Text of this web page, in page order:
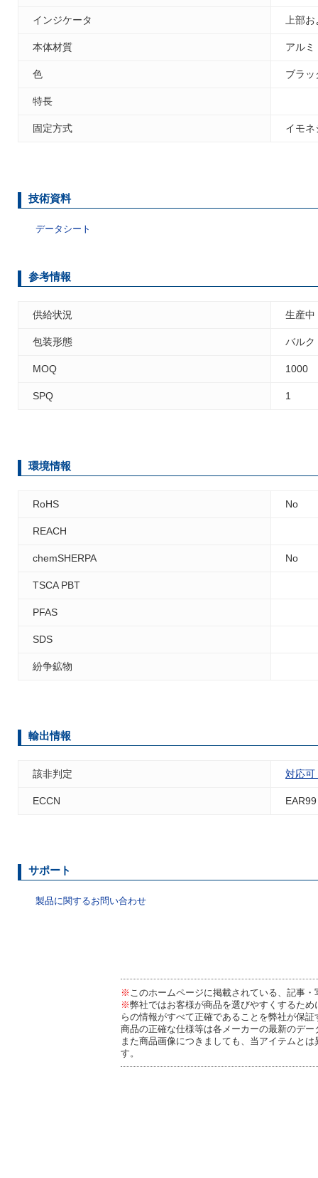
インジケータ 上部お
本体材質 アルミ
色 ブラッ
特長
固定方式 イモネ
技術資料
データシート
参考情報
供給状況 生産中
包装形態 バルク
MOQ 1000
SPQ 1
環境情報
RoHS No
REACH
chemSHERPA No
TSCA PBT
PFAS
SDS
紛争鉱物
輸出情報
該非判定 対応可
ECCN EAR99
サポート
製品に関するお問い合わせ
※ このホームページに掲載されている、記事
※弊社ではお客様が商品を選びやすくするた
らの情報がすべて正確であることを弊社が保
商品の正確な仕様等は各メーカーの最新のデ
また商品画像につきましても、当アイテムと
す。